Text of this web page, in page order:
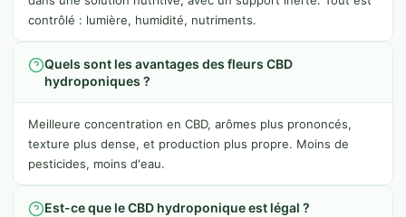
contrôlé : lumière, humidité, nutriments.
Quels sont les avantages des fleurs CBD
hydroponiques ?
Meilleure concentration en CBD, arômes plus prononcés,
texture plus dense, et production plus propre. Moins de
pesticides, moins d'eau.
Est-ce que le CBD hydroponique est légal ?